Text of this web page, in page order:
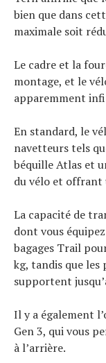
bien que dans
maximale soit
Le cadre et la
montage, et le
apparemment
En standard, le
navetteurs tels
béquille Atlas et
du vélo et offrant
La capacité de
dont vous
bagages Trail
kg, tandis que les
supportent
Il y a également
Gen 3, qui vous
à l’arrière.